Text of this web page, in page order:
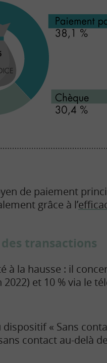
de paiement
grâce à l’
transactions
la hausse : il
et 10 % via le
« Sans
contact au-delà